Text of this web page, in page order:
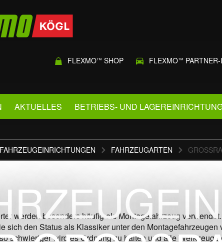
FLEXMO™ SHOP FLEXMO™
AKTUELLES BETRIEBS- UND
FAHRZEUGARTEN
werden besonders häufig als Montagefahrzeug
sich den Status als Klassiker unter den
schwieriger wird es Ordnung zu halten und alle